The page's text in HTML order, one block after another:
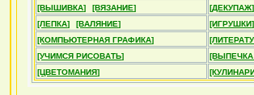
[ВЫШИВКА] [ВЯЗАНИЕ] [ДЕКУПАЖ]
[ЛЕПКА]
[ВАЛЯНИЕ] [ИГРУШКИ]
[КОМПЬЮТЕРНАЯ ГРАФИКА]
[УЧИМСЯ РИСОВАТЬ]
[ЦВЕТОМАНИЯ]